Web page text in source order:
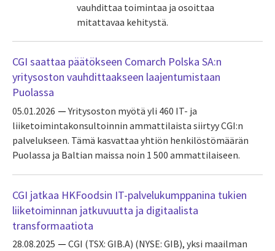
vauhdittaa toimintaa ja osoittaa
mitattavaa kehitystä.
CGI saattaa päätökseen Comarch Polska SA:n
yritysoston vauhdittaakseen laajentumistaan
Puolassa
05.01.2026
Yritysoston myötä yli 460 IT- ja
liiketoimintakonsultoinnin ammattilaista siirtyy CGI:n
palvelukseen. Tämä kasvattaa yhtiön henkilöstömäärän
Puolassa ja Baltian maissa noin 1 500 ammattilaiseen.
CGI jatkaa HKFoodsin IT-palvelukumppanina tukien
liiketoiminnan jatkuvuutta ja digitaalista
transformaatiota
28.08.2025
CGI (TSX: GIB.A) (NYSE: GIB), yksi maailman